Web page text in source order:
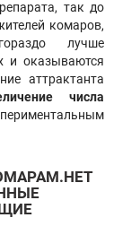
так до
комаров,
лучше
и оказываются
аттрактанта
числа